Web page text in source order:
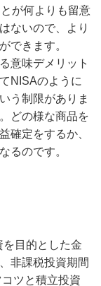
が何よりも留意
ないので、より
できます。
意味デメリット
NISAのように
う制限がありま
どの様な商品を
確定をするか、
るのです。
目的とした金
非課税投資期間
ツと積立投資